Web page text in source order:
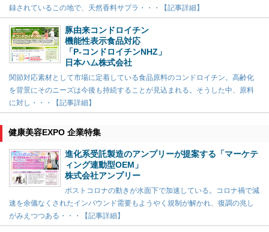
録されているこの地で、天然香料サプラ・・・【記事詳細】
豚由来コンドロイチン
機能性表示食品対応
「P-コンドロイチンNHZ」
日本ハム株式会社
関節対応素材として市場に定着している食品原料のコンドロイチン。高齢化
を背景にそのニーズは今後も持続することが見込まれる。そうした中、原料
に対し・・・【記事詳細】
健康美容EXPO 企業特集
進化系受託製造のアンプリーが提案する「マーケテ
ィング連動型OEM」
株式会社アンプリー
ポストコロナの動きが水面下で加速している。コロナ禍で減
速を余儀なくされたインバウンド需要もようやく規制が解かれ、復調の兆し
がみえつつある・・・【記事詳細】